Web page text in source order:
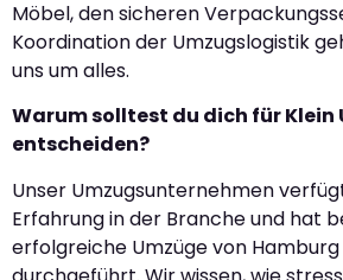
Möbel, den sicheren
Koordination der Umzugslogistik
uns um alles.
Warum solltest du dich für Klein
entscheiden?
Unser Umzugsunternehmen
Erfahrung in der Branche und hat
erfolgreiche Umzüge von